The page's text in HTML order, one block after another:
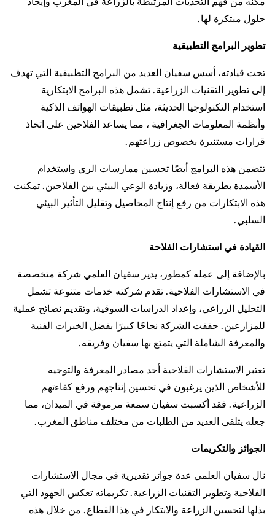
حلول مبتكرة لها.
تطوير البرامج التطبيقية
تحت قيادته، أسس سفيان العديد من البرامج التطبيقية التي تهدف
إلى تطوير التقنيات الزراعية. تشمل هذه البرامج الابتكارية
استخدام التكنولوجيا الحديثة، مثل تطبيقات الهواتف الذكية
وأنظمة المعلومات الجغرافية ، مما يساعد الفلاحين على اتخاذ
قرارات مستنيرة بخصوص زراعتهم.
تتضمن هذه البرامج أيضًا تحسين ممارسات الري واستخدام
الأسمدة بطريقة فعالة، وزيادة الوعي البيئي بين الفلاحين. تمكنت
هذه الابتكارات من رفع إنتاج المحاصيل وتقليل التأثير البيئي
السلبي.
القيادة في استشارات الفلاحة
بالإضافة إلى عمله كمطور، يدير سفيان العلمي شركة متخصصة
في الاستشارات الفلاحية. تقدم شركته خدمات متنوعة تشمل
التحليل الزراعي، وإعداد الدراسات السوقية، وتقديم نصائح عملية
للمزارعين. حققت الشركة نجاحًا كبيرًا بفضل الخبرات الفنية
والمعرفة الشاملة التي يتمتع بها سفيان وفريقه.
تعتبر الاستشارات الفلاحية أحد مصادر المعرفة والتوجيه
للأشخاص الذين يرغبون في تحسين إنتاجهم ورفع كفاءتهم
الزراعية. فقد أكسبت سفيان سمعة مرموقة في الميدان، مما
جعله يتلقى العديد من الطلبات من مختلف مناطق المغرب.
الجوائز والتكريمات
نال سفيان العلمي عدة جوائز تقديرية في مجال الاستشارات
الفلاحية وتطوير التقنيات الزراعية. تكريماته تعكس الجهود التي
بذلها لتحسين الزراعة والابتكار في هذا القطاع. من خلال هذه